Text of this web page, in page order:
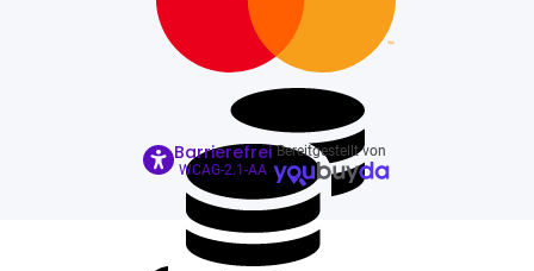
Barrierefrei
WCAG-2.1-AA
Bereitgestellt von